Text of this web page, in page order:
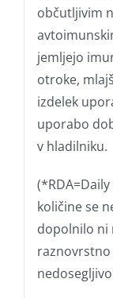
občutljivim
jemljejo
otroke,
izdelek
uporabo
v hladilniku.
količine se
dopolnilo ni